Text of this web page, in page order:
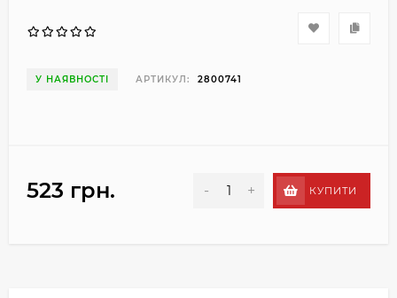
У НАЯВНОСТІ АРТИКУЛ: 2800741
523 грн. - + КУПИТИ